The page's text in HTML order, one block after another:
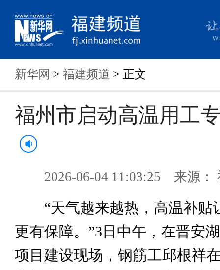
新华网 > 福建频道 > 正文
福州市启动高温用工
2026-06-04 11:03:25 来源：
“天气越来越热，高温补贴
更有保障。”3日中午，在晋安
项目建设现场，钢筋工邱根祥